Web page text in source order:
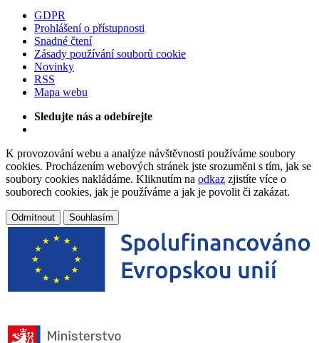
GDPR
Prohlášení o přístupnosti
Snadné čtení
Zásady používání souborů cookie
Novinky
RSS
Mapa webu
Sledujte nás a odebírejte
K provozování webu a analýze návštěvnosti používáme soubory
cookies. Procházením webových stránek jste srozuměni s tím, jak se
soubory cookies nakládáme. Kliknutím na odkaz zjistíte více o
souborech cookies, jak je používáme a jak je povolit či zakázat.
Odmítnout Souhlasím